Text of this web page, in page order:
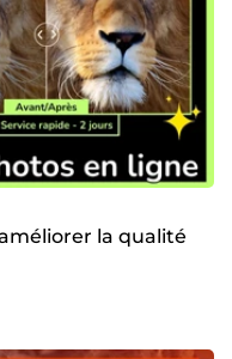
choisir mes
livrées dans des
: Une finition
à vos besoins : Que ce
je m'adapte
mes services et à
Je serai ravi
!
la qualité